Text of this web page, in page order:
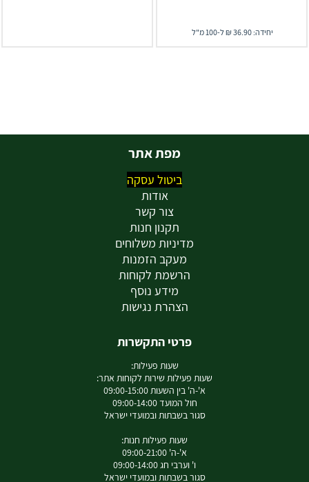
יחידה: 36.90 ₪ ל-100 מ"ל
מפת אתר
ביטול עסקה
אודות
צור קשר
תקנון חנות
מדיניות משלוחים
מעקב הזמנות
הרשמת לקוחות
מידע נוסף
הצהרת נגישות
פרטי התקשרות
שעות פעילות:
שעות פעילות שירות לקוחות אתר:
א'-ה' בין השעות 09:00-15:00
חול המועד 09:00-14:00
סגור בשבתות ובמועדי ישראל
שעות פעילות חנות:
א'-ה' 09:00-21:00
ו' וערבי חג 09:00-14:00
סגור בשבתות ובמועדי ישראל